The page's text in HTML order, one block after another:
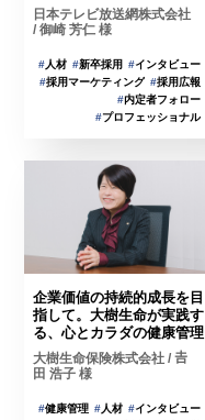
日本テレビ放送網株式会社
/ 御崎 芳仁 様
#人材 #新卒採用 #インタビュー
#採用マーケティング #採用広報
#内定者フォロー
#プロフェッショナル
企業価値の持続的成長を目
指して。大樹生命が実践す
る、心とカラダの健康管理
大樹生命保険株式会社 / 𠮷
田 浩子 様
#健康管理 #人材 #インタビュー